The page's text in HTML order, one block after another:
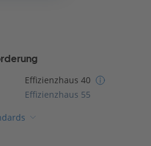
Effizienzhaus 40
Effizienzhaus 55